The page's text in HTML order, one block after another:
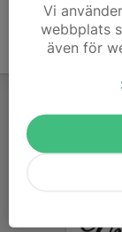
Vi
webbplats
även för